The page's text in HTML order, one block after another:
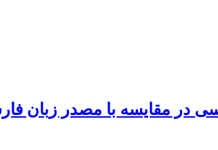
در مقایسه با مصدر زبان